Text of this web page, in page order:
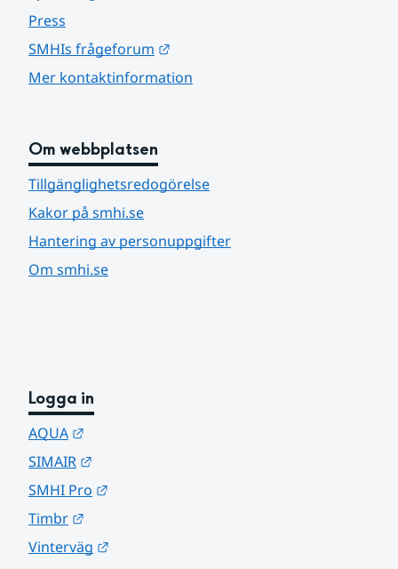
Press
SMHIs frågeforum
Mer kontaktinformation
Om webbplatsen
Tillgänglighetsredogörelse
Kakor på smhi.se
Hantering av personuppgifter
Om smhi.se
Logga in
AQUA
SIMAIR
SMHI Pro
Timbr
Vinterväg